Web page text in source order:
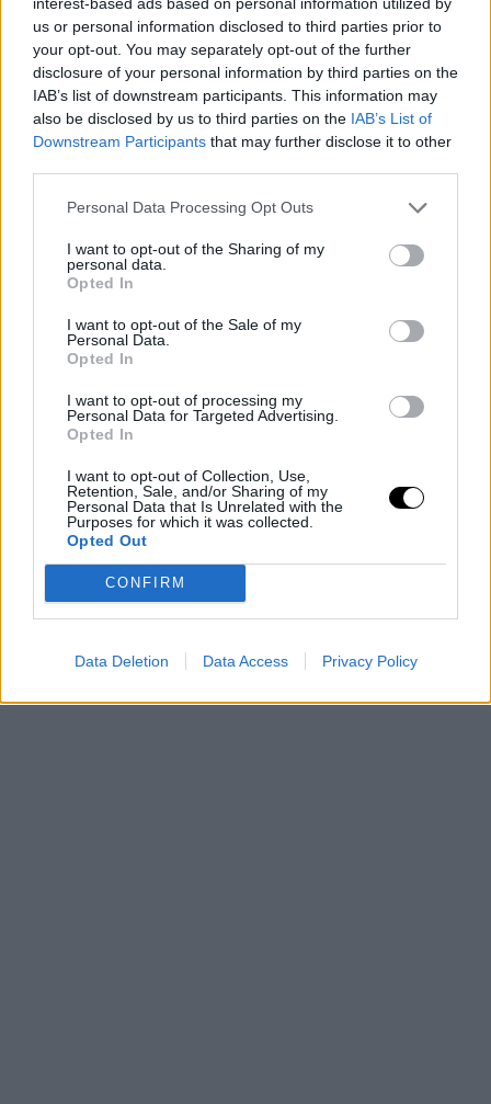
us or personal information disclosed to third parties prior to
your opt-out. You may separately opt-out of the further
disclosure of your personal information by third parties on the
IAB’s list of downstream participants. This information may
also be disclosed by us to third parties on the IAB’s List of
Downstream Participants that may further disclose it to other
Personal Data Processing Opt Outs
I want to opt-out of the Sharing of my
personal data.
Opted In
I want to opt-out of the Sale of my
Personal Data.
Opted In
I want to opt-out of processing my
Personal Data for Targeted Advertising.
Opted In
I want to opt-out of Collection, Use,
Retention, Sale, and/or Sharing of my
Personal Data that Is Unrelated with the
Purposes for which it was collected.
Opted Out
CONFIRM
Data Deletion Data Access Privacy Policy
Οι γυναίκες των δυτικών προαστίων,με εισόδημα μέχρι και
1.000 ευρώ δηλώνουν σε ποσοστό μόλις λίγο πάνω από 20%
το αντίστοιχο ποσοστό στις πιο εύπορες γυναίκες ξεπερνά το
Στους υπόλοιπους δείκτες που αφορούν την
ασφάλεια που
τους παρέχει ο σύντροφος τους (30%)
κατάσταση (20%)και το κοινωνικό του περιβάλλον (30%),
δεν καταγράφονται σημαντικές διαφορές ανάμεσα στις πιο
Ακόμη και οι γυναίκες που κατοικούν στα βόρεια προάστια και
έχουν πιο γεμάτο πορτοφόλι, επηρεάζονται από τη γενικευμένη
ανασφάλεια και την αβεβαιότητα για το μέλλον, μετά από
σχεδόν μια δεκαετία οικονομικής κρίσης. Έτσι, θέλουν ο
σύντροφός τους να μπορεί να τις κάνει να αισθάνονται
ασφαλείς, για να μπορέσουν να λειτουργήσουν μέσα στη
σχέση και να υπάρχει διάρκεια. Οι αγάπες και τα λουλούδια